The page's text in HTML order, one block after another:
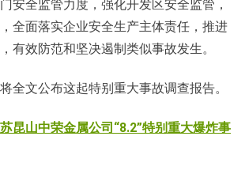
安全监管力度，强化开发区安全监管，
全面落实企业安全生产主体责任，推进
有效防范和坚决遏制类似事故发生。
全文公布这起特别重大事故调查报告。
昆山中荣金属公司“8.2”特别重大爆炸事